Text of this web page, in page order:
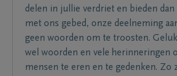
delen in jullie verdriet en bieden dan
met ons gebed, onze deelneming
geen woorden om te troosten.
wel woorden en vele herinneringen
mensen te eren en te gedenken. Zo